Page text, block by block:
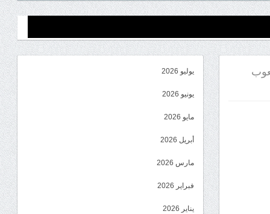
يوليو 2026
يونيو 2026
مايو 2026
أبريل 2026
مارس 2026
فبراير 2026
يناير 2026